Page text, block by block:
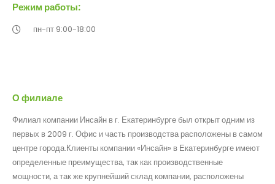
Режим работы:
пн-пт 9:00-18:00
О филиале
Филиал компании Инсайн в г. Екатеринбурге был открыт одним из
первых в 2009 г. Офис и часть производства расположены в самом
центре города.Клиенты компании «Инсайн» в Екатеринбурге имеют
определенные преимущества, так как производственные
мощности, а так же крупнейший склад компании, расположены